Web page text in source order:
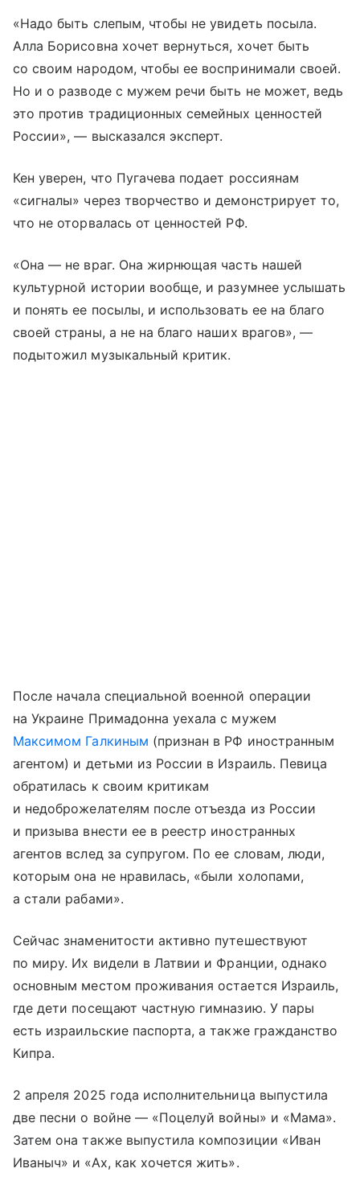
«Надо быть слепым, чтобы не увидеть посыла.
Алла Борисовна хочет вернуться, хочет быть
со своим народом, чтобы ее воспринимали своей.
Но и о разводе с мужем речи быть не может, ведь
это против традиционных семейных ценностей
России», — высказался эксперт.
Кен уверен, что Пугачева подает россиянам
«сигналы» через творчество и демонстрирует то,
что не оторвалась от ценностей РФ.
«Она — не враг. Она жирнющая часть нашей
культурной истории вообще, и разумнее услышать
и понять ее посылы, и использовать ее на благо
своей страны, а не на благо наших врагов», —
подытожил музыкальный критик.
После начала специальной военной операции
на Украине Примадонна уехала с мужем
Максимом Галкиным (признан в РФ иностранным
агентом) и детьми из России в Израиль. Певица
обратилась к своим критикам
и недоброжелателям после отъезда из России
и призыва внести ее в реестр иностранных
агентов вслед за супругом. По ее словам, люди,
которым она не нравилась, «были холопами,
а стали рабами».
Сейчас знаменитости активно путешествуют
по миру. Их видели в Латвии и Франции, однако
основным местом проживания остается Израиль,
где дети посещают частную гимназию. У пары
есть израильские паспорта, а также гражданство
Кипра.
2 апреля 2025 года исполнительница выпустила
две песни о войне — «Поцелуй войны» и «Мама».
Затем она также выпустила композиции «Иван
Иваныч» и «Ах, как хочется жить».